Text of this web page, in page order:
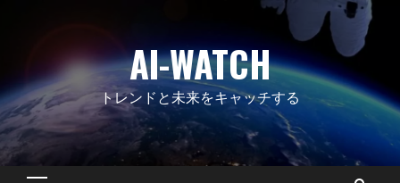
AI-WATCH
トレンドと未来をキャッチする